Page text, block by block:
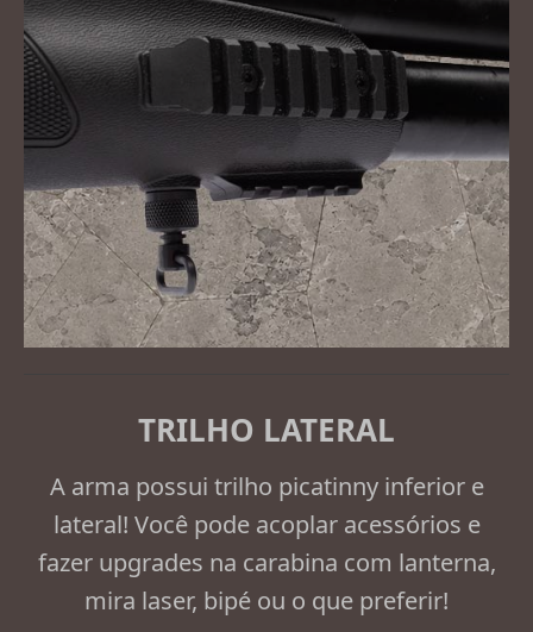
TRILHO LATERAL
A arma possui trilho picatinny inferior e
lateral! Você pode acoplar acessórios e
fazer upgrades na carabina com lanterna,
mira laser, bipé ou o que preferir!